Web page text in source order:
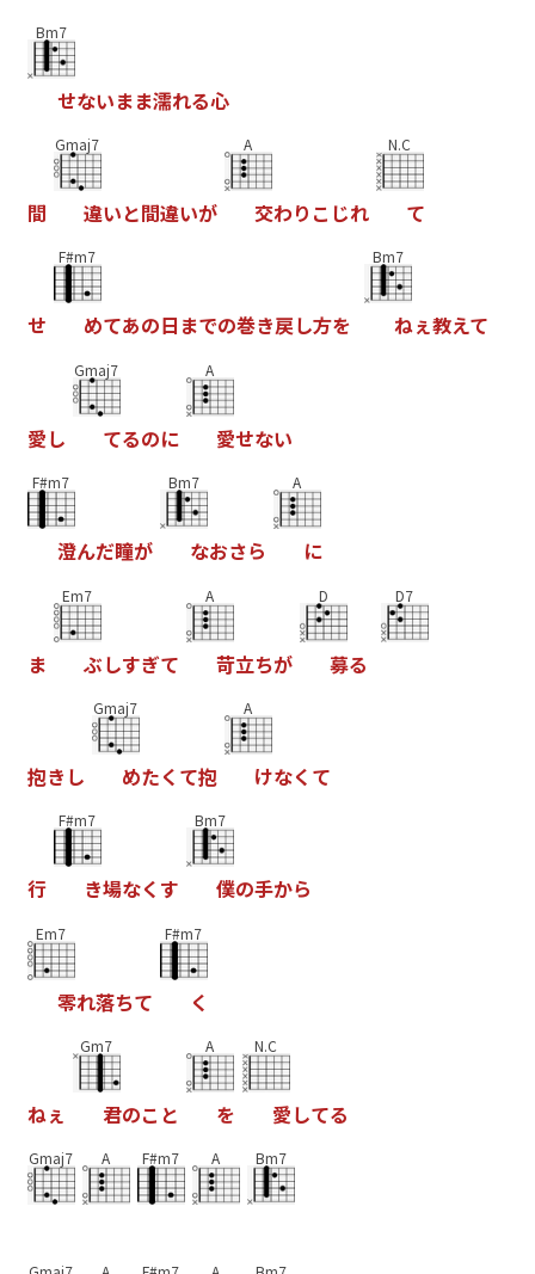
Bm7
せないまま濡れる心
間
Gmaj7
違いと間違いが
A
交わり こ じれ
N.C
て
せ
F#m7
めてあの日 までの巻き戻し方を
Bm7
ねぇ教えて
愛し
Gmaj7
てるのに
A
愛せない
F#m7
澄んだ瞳が
Bm7
なおさら
A
に
ま
Em7
ぶしすぎて
A
苛立ちが
D
募る
D7
抱き し
Gmaj7
めたく て抱
A
けなく て
行
F#m7
き場なく す
Bm7
僕の手から
Em7
零れ落ちて
F#m7
く
ねぇ
Gm7
君のこ と
A
を
N.C
愛してる
Gmaj7 A F#m7 A Bm7